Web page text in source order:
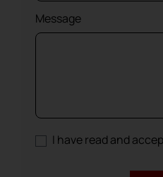
Message
I have read and